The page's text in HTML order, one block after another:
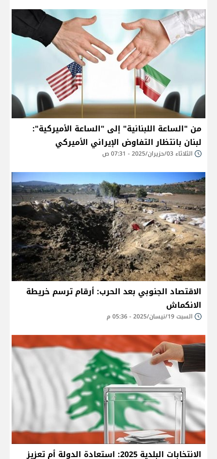
من "الساعة اللبنانية" إلى "الساعة الأميركية":
لبنان بانتظار التفاوض الإيراني الأميركي
الثلاثاء 03/حزيران/2025 - 07:31 ص
الاقتصاد الجنوبي بعد الحرب: أرقام ترسم خريطة
الانكماش
السبت 19/نيسان/2025 - 05:36 م
الانتخابات البلدية 2025: استعادة الدولة أم تعزيز